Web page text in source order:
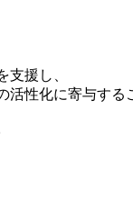
支援し、
活性化に寄与する